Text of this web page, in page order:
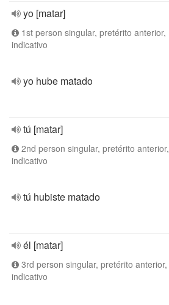
yo [matar]
1st person singular, pretérito anterior,
indicativo
yo hube matado
tú [matar]
2nd person singular, pretérito anterior,
indicativo
tú hubiste matado
él [matar]
3rd person singular, pretérito anterior,
indicativo